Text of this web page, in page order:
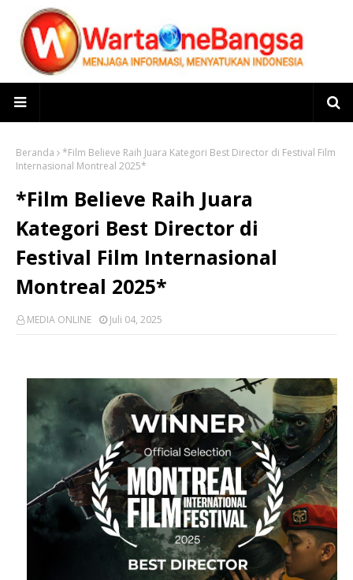
Beranda
*Film Believe Raih Juara Kategori Best Director di Festival Film
Internasional Montreal 2025*
*Film Believe Raih Juara
Kategori Best Director di
Festival Film Internasional
Montreal 2025*
MEDIA ONLINE Juli 04, 2025